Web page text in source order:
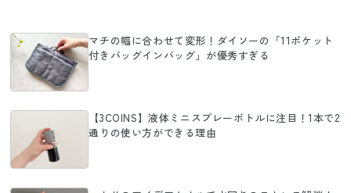
マチの幅に合わせて変形！ダイソーの「11ポケット
付きバッグインバッグ」が優秀すぎる
【3COINS】液体ミニスプレーボトルに注目！1本で2
通りの使い方ができる理由